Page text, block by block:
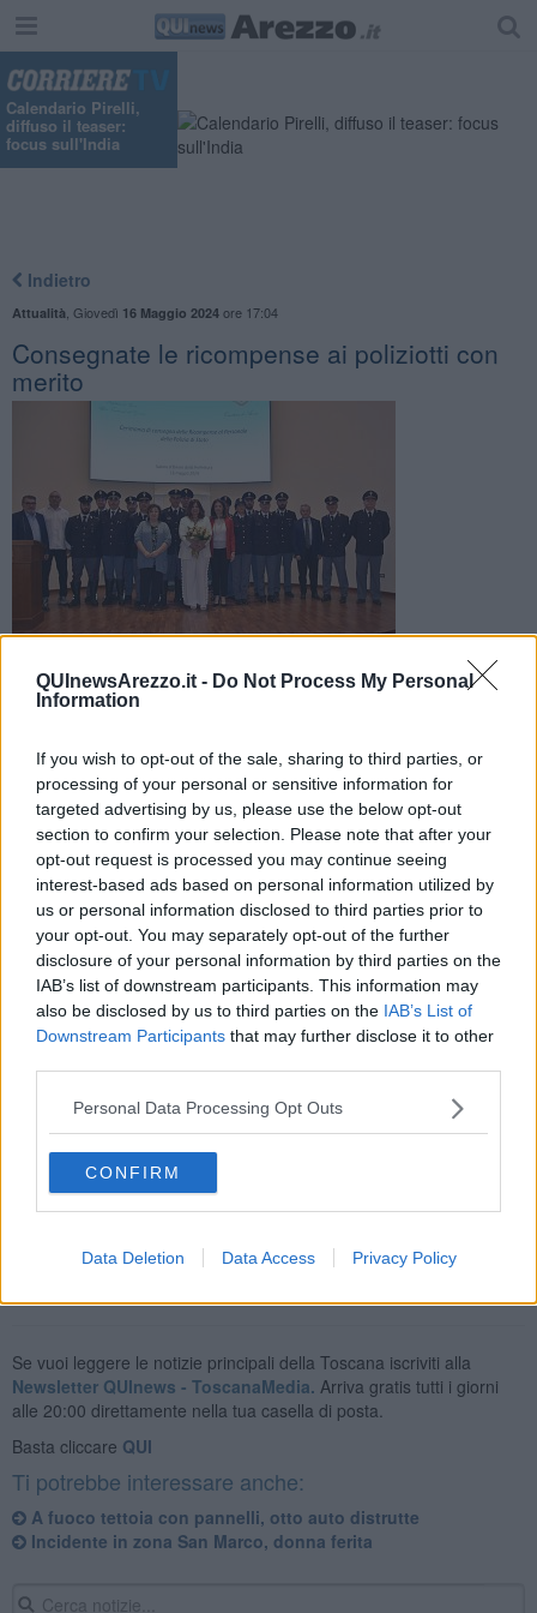
QUInewsArezzo.it - Do Not Process My Personal
Information
If you wish to opt-out of the sale, sharing to third parties, or
processing of your personal or sensitive information for
targeted advertising by us, please use the below opt-out
section to confirm your selection. Please note that after your
opt-out request is processed you may continue seeing
interest-based ads based on personal information utilized by
us or personal information disclosed to third parties prior to
your opt-out. You may separately opt-out of the further
disclosure of your personal information by third parties on the
IAB’s list of downstream participants. This information may
also be disclosed by us to third parties on the IAB’s List of
Downstream Participants that may further disclose it to other
Personal Data Processing Opt Outs
CONFIRM
Data Deletion Data Access Privacy Policy
Calendario Pirelli,
diffuso il teaser:
focus sull'India
Indietro
Attualità Giovedì 16 Maggio 2024ore 17:04
Consegnate le ricompense ai poliziotti con
merito
Il Prefetto De Luca e il Questore Di Lorenzo hanno
consegnato le Ricompense al personale che si è
AREZZO —Questa mattina, nel Salone delle Feste della Prefettura
di Arezzo, il PrefettoMaddalena De Luca e il QuestoreMaria
Luisa Di Lorenzo, alla presenza dei Dirigenti degli Uffici della
Polizia di Stato dell’intera provincia, di rappresentanze di personale
e dell’Associazione Nazionale Polizia di Stato, hanno consegnato le
Ricompense al personale che si è particolarmente distinto in
operazioni di servizio.
alla Squadra Mobile della Questura, nonché al Commissariato di
P.S. di Sansepolcro e alla Sottosezione Polizia Stradale di Battifolle.
Se vuoi leggere le notizie principali della Toscana iscriviti alla
Newsletter QUInews - ToscanaMedia. Arriva gratis tutti i giorni
alle 20:00 direttamente nella tua casella di posta.
Basta cliccare QUI
Ti potrebbe interessare anche:
A fuoco tettoia con pannelli, otto auto distrutte
Incidente in zona San Marco, donna ferita